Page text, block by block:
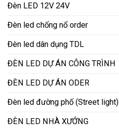
Đèn LED 12V 24V
Đèn led chống nổ order
Đèn led dân dụng TDL
ĐÈN LED DỰ ÁN CÔNG TRÌNH
ĐÈN LED DỰ ÁN ODER
Đèn led đường phố (Street light)
ĐÈN LED NHÀ XƯỞNG